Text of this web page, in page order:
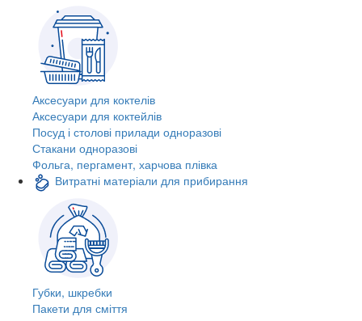
Аксесуари для коктелів
Аксесуари для коктейлів
Посуд і столові прилади одноразові
Стакани одноразові
Фольга, пергамент, харчова плівка
Витратні матеріали для прибирання
Губки, шкребки
Пакети для сміття